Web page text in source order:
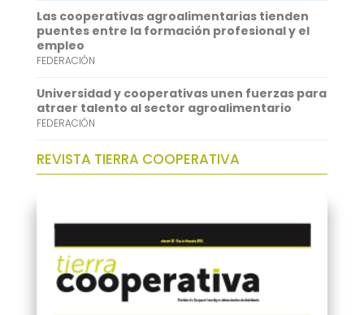
Las cooperativas agroalimentarias tienden
puentes entre la formación profesional y el
empleo
FEDERACIÓN
Universidad y cooperativas unen fuerzas para
atraer talento al sector agroalimentario
FEDERACIÓN
REVISTA TIERRA COOPERATIVA